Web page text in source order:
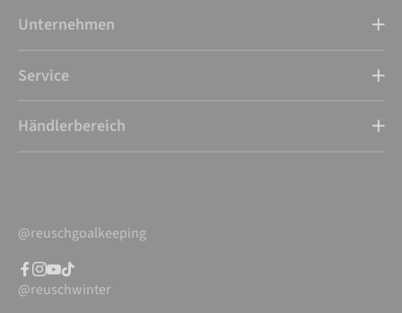
Unternehmen
Service
Händlerbereich
@reuschgoalkeeping
@reuschwinter